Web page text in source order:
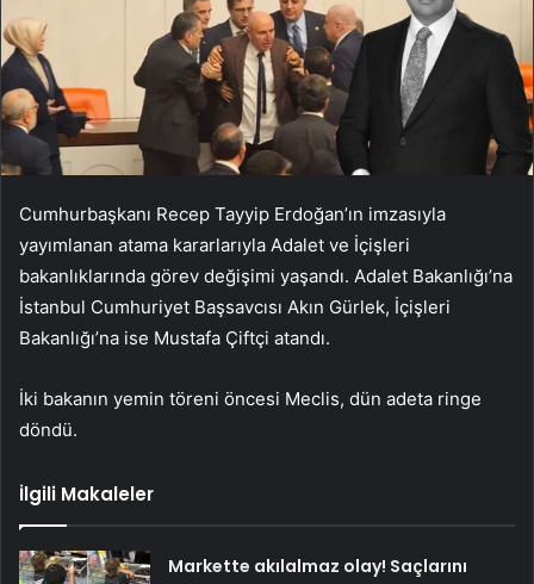
Cumhurbaşkanı Recep Tayyip Erdoğan’ın imzasıyla
yayımlanan atama kararlarıyla Adalet ve İçişleri
bakanlıklarında görev değişimi yaşandı. Adalet Bakanlığı’na
İstanbul Cumhuriyet Başsavcısı Akın Gürlek, İçişleri
Bakanlığı’na ise Mustafa Çiftçi atandı.
İki bakanın yemin töreni öncesi Meclis, dün adeta ringe
döndü.
İlgili Makaleler
Markette akılalmaz olay! Saçlarını